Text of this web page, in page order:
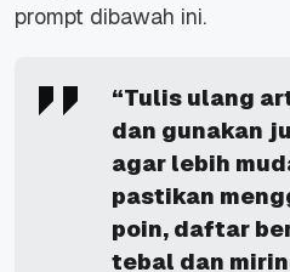
prompt dibawah ini.
“Tulis ulang
dan gunakan
agar lebih
pastikan
poin, daftar
tebal dan